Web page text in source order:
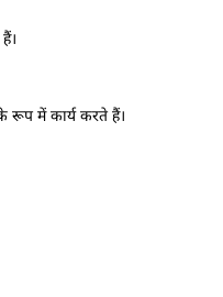
रूप में कार्य करते हैं।